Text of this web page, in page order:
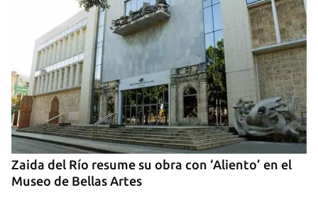
Zaida del Río resume su obra con ‘Aliento’ en el
Museo de Bellas Artes